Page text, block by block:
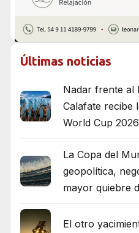
Últimas noticias
Nadar frente al
Calafate recibe
World Cup 2026
La Copa del
geopolítica,
mayor quiebre
El otro